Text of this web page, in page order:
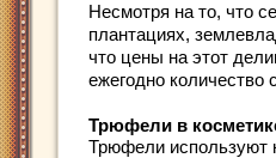
Несмотря на то, что
плантациях,
что цены на этот
ежегодно
Трюфели в
Трюфели используют